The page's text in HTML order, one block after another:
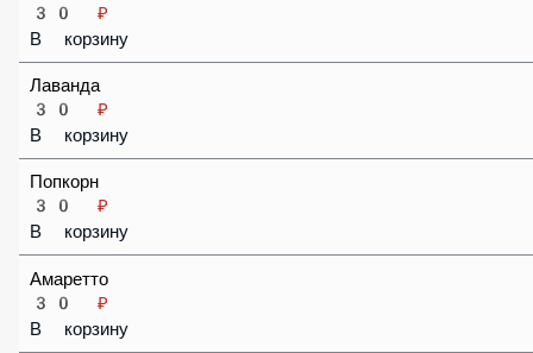
Согревающая пряность
30 ₽
В корзину
Мята
30 ₽
В корзину
Лаванда
30 ₽
В корзину
Попкорн